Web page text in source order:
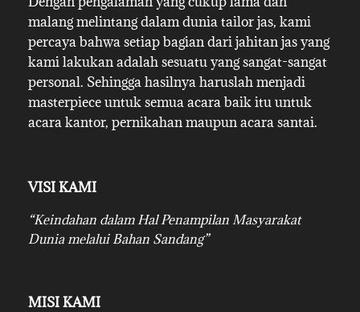
malang melintang dalam dunia tailor jas, kami
percaya bahwa setiap bagian dari jahitan jas yang
kami lakukan adalah sesuatu yang sangat-sangat
personal. Sehingga hasilnya haruslah menjadi
masterpiece untuk semua acara baik itu untuk
acara kantor, pernikahan maupun acara santai.
VISI KAMI
“Keindahan dalam Hal Penampilan Masyarakat
Dunia melalui Bahan Sandang”
MISI KAMI